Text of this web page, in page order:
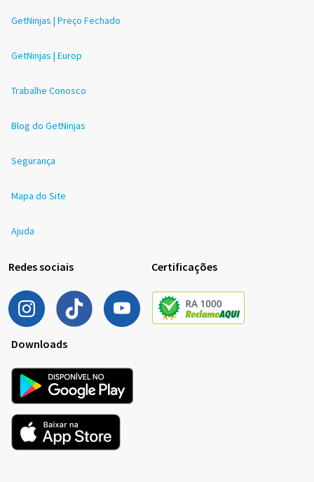
GetNinjas | Preço Fechado
GetNinjas | Europ
Trabalhe Conosco
Blog do GetNinjas
Segurança
Mapa do Site
Ajuda
Redes sociais Certificações
Downloads